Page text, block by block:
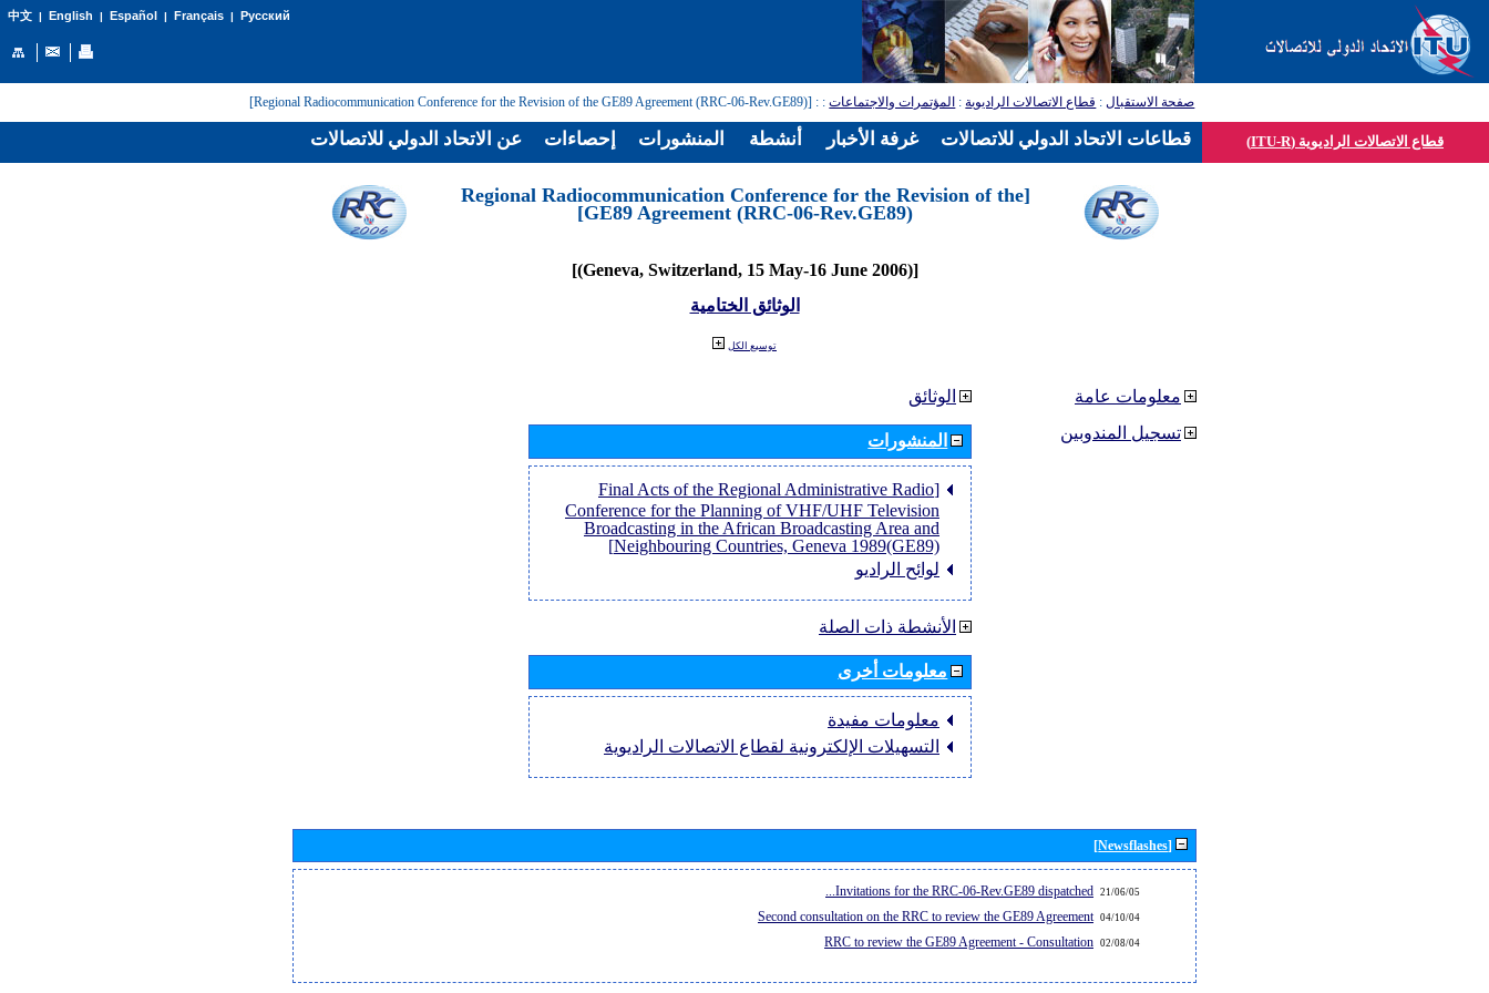
中文| English | Español | Français| Русский
صفحة الاستقبال: قطاع الاتصالات الراديوية: المؤتمرات والاجتماعات:
: [Regional Radiocommunication Conference for the Revision of the GE89 Agreement (RRC-06-Rev.GE89)]
قطاع الاتصالات الراديوية (ITU-R)
[Regional Radiocommunication Conference for the Revision of the
GE89 Agreement (RRC-06-Rev.GE89)]
[(Geneva, Switzerland, 15 May-16 June 2006)]
الوثائق الختامية
توسيع الكل
الوثائق
المنشورات
[Final Acts of the Regional Administrative Radio
Conference for the Planning of VHF/UHF Television
Broadcasting in the African Broadcasting Area and
Neighbouring Countries, Geneva 1989(GE89)]
لوائح الراديو
الأنشطة ذات الصلة
معلومات أخرى
معلومات مفيدة
التسهيلات الإلكترونية لقطاع الاتصالات الراديوية
معلومات عامة
تسجيل المندوبين
[Newsflashes]
21/06/05
Invitations for the RRC-06-Rev.GE89 dispatched...
04/10/04
Second consultation on the RRC to review the GE89 Agreement
02/08/04
RRC to review the GE89 Agreement - Consultation
عن الاتحاد الدولي للاتصالات إحصاءات المنشورات أنشطة غرفة الأخبار قطاعات الاتحاد الدولي للاتصالات